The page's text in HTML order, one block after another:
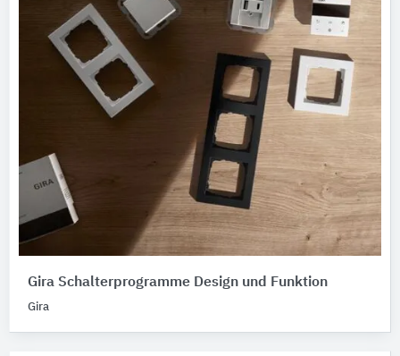
Gira Schalterprogramme Design und Funktion
Gira